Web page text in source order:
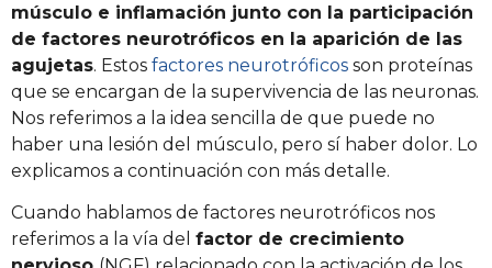
músculo e inflamación junto con la participación
de factores neurotróficos en la aparición de las
agujetas. Estos factores neurotróficos son proteínas
que se encargan de la supervivencia de las neuronas.
Nos referimos a la idea sencilla de que puede no
haber una lesión del músculo, pero sí haber dolor. Lo
explicamos a continuación con más detalle.
Cuando hablamos de factores neurotróficos nos
referimos a la vía del factor de crecimiento